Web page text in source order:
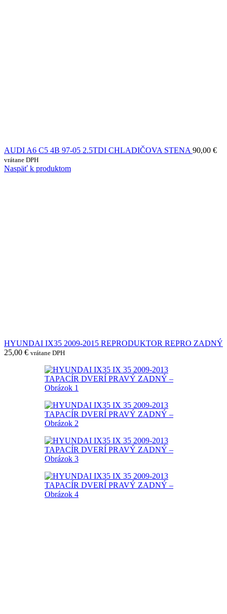
AUDI A6 C5 4B 97-05 2.5TDI CHLADIČOVA STENA 90,00 €
vrátane DPH
Naspäť k produktom
HYUNDAI IX35 2009-2015 REPRODUKTOR REPRO ZADNÝ
25,00 € vrátane DPH